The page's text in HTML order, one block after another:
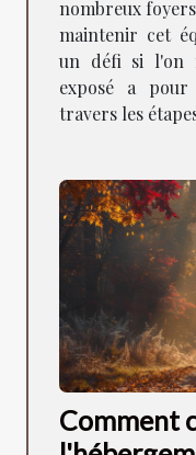
nombreux
maintenir cet
un défi si l'on
exposé a
travers les
Comment